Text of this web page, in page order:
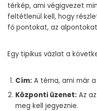
térkép, ami végigvezet
feltétlenül kell, hogy
fő pontokat, az
Egy tipikus vázlat a
Cím: A téma, ami már
Központi üzenet: Az
meg kell jegyeznie.